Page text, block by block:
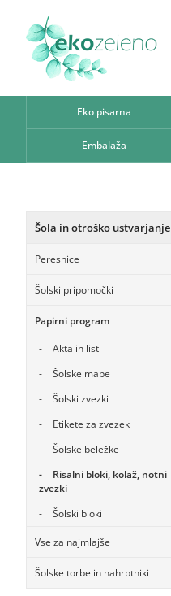
Eko pisarna
Embalaža
Šola in otroško ustvarjanje
Peresnice
Šolski pripomočki
Papirni program
Akta in listi
Šolske mape
Šolski zvezki
Etikete za zvezek
Šolske beležke
Risalni bloki, kolaž, notni
zvezki
Šolski bloki
Vse za najmlajše
Šolske torbe in nahrbtniki